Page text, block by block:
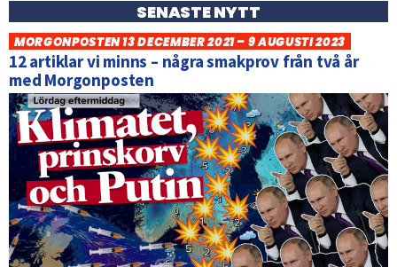
SENASTE NYTT
MORGONPOSTEN 13 DECEMBER 2021 – 9 AUGUSTI 2023
12 artiklar vi minns – några smakprov från två år
med Morgonposten